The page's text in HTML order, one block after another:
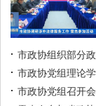
市政协组织部分
市政协党组理论
市政协党组召开